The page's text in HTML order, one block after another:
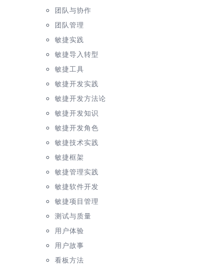
团队与协作
团队管理
敏捷实践
敏捷导入转型
敏捷工具
敏捷开发实践
敏捷开发方法论
敏捷开发知识
敏捷开发角色
敏捷技术实践
敏捷框架
敏捷管理实践
敏捷软件开发
敏捷项目管理
测试与质量
用户体验
用户故事
看板方法